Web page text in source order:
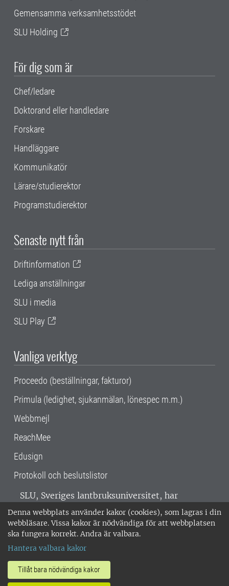
Denna webbplats använder kakor (cookies), som lagras i din
webbläsare. Vissa kakor är nödvändiga för att webbplatsen
ska fungera korrekt. Andra är valbara.
Hantera valbara kakor
Tillåt bara nödvändiga kakor
Gemensamma verksamhetsstödet
SLU Holding
För dig som är
Chef/ledare
Doktorand eller handledare
Forskare
Handläggare
Kommunikatör
Lärare/studierektor
Programstudierektor
Senaste nytt från
Driftinformation
Lediga anställningar
SLU i media
SLU Play
Vanliga verktyg
Proceedo (beställningar, fakturor)
Primula (ledighet, sjukanmälan, lönespec m.m.)
Webbmejl
ReachMee
Edusign
Protokoll och beslutslistor
SLU, Sveriges lantbruksuniversitet, har
verksamhet över hela Sverige. Huvudorter är
Alnarp, Uppsala och Umeå.SLU är
miljöcertifierat enligt ISO 14001. •
018-67 10 00 • Org nr: 202100-2817 •
Om SLU:s webbplatser
•Hantera kakor•Behandling av